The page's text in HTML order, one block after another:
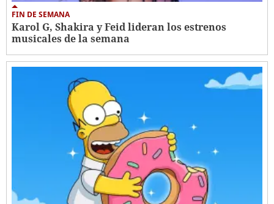
FIN DE SEMANA
Karol G, Shakira y Feid lideran los estrenos
musicales de la semana